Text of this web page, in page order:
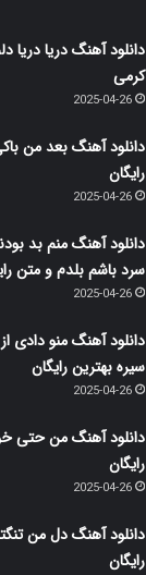
دانلود آهنگ دریا دریا
کرمی
2025-04-26
دانلود آهنگ بعد من
رایگان
2025-04-26
دانلود آهنگ منم بد
سرد باشم بلدم و متن
2025-04-26
دانلود آهنگ منو دادی
سیره بهترین رایگان
2025-04-26
دانلود آهنگ من حتی
رایگان
2025-04-26
دانلود آهنگ دل من
رایگان